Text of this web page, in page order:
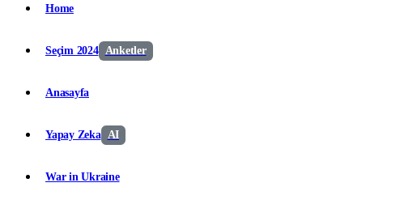
Home
Seçim 2024 Anketler
Anasayfa
Yapay Zeka AI
War in Ukraine